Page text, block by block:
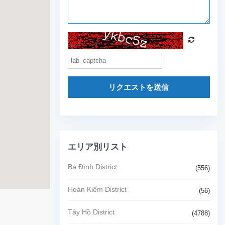
リクエストを送信
エリア別リスト
Ba Đình District (556)
Hoàn Kiếm District (56)
Tây Hồ District (4788)